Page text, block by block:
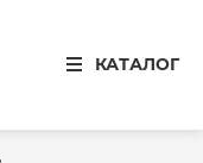
КАТАЛОГ